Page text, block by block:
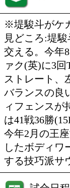
※ガルシア
機関に入院
手を代役で
その後、代
が発表され
世界3階級
ンドバル(
にはダウン
てもフィジ